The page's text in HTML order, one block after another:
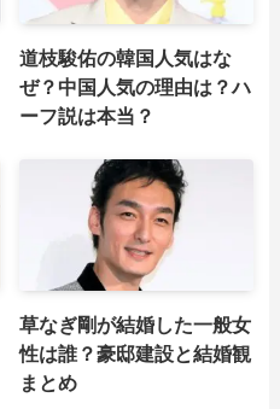
道枝駿佑の韓国人気はな
ぜ？中国人気の理由は？ハ
ーフ説は本当？
草なぎ剛が結婚した一般女
性は誰？豪邸建設と結婚観
まとめ